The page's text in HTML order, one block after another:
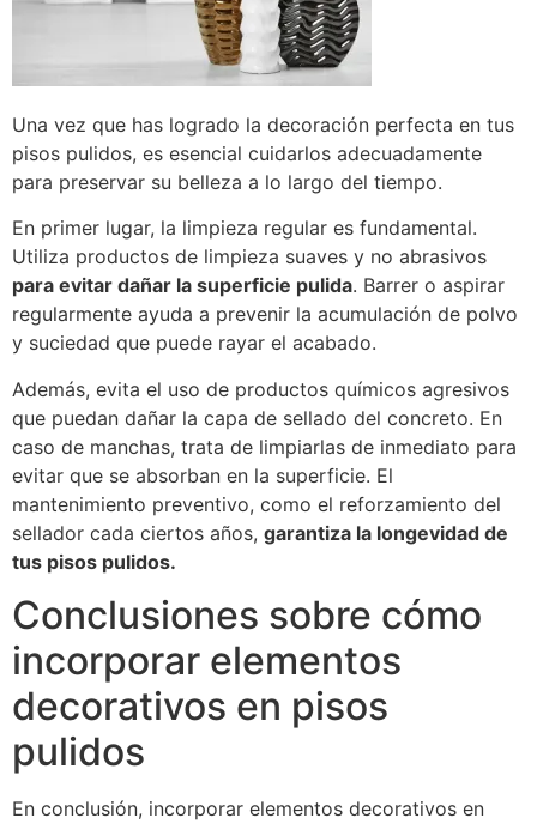
Una vez que has logrado la decoración perfecta en tus
pisos pulidos, es esencial cuidarlos adecuadamente
para preservar su belleza a lo largo del tiempo.
En primer lugar, la limpieza regular es fundamental.
Utiliza productos de limpieza suaves y no abrasivos
para evitar dañar la superficie pulida. Barrer o aspirar
regularmente ayuda a prevenir la acumulación de polvo
y suciedad que puede rayar el acabado.
Además, evita el uso de productos químicos agresivos
que puedan dañar la capa de sellado del concreto. En
caso de manchas, trata de limpiarlas de inmediato para
evitar que se absorban en la superficie. El
mantenimiento preventivo, como el reforzamiento del
sellador cada ciertos años, garantiza la longevidad de
tus pisos pulidos.
Conclusiones sobre cómo
incorporar elementos
decorativos en pisos
pulidos
En conclusión, incorporar elementos decorativos en